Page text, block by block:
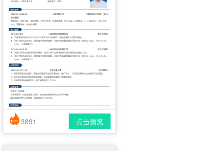
简历风格： 简洁 / 时尚 / 应届生
点击预览
3891